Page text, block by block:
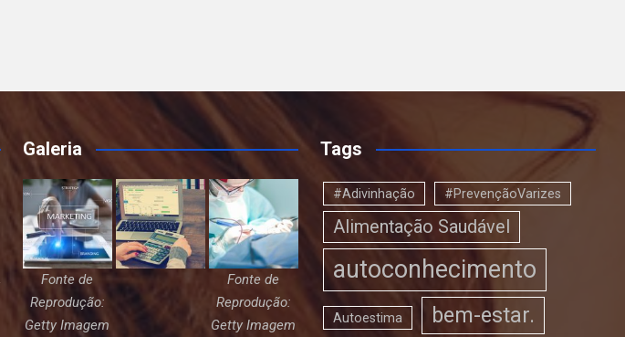
Galeria
Fonte de
Reprodução:
Getty Imagem
Fonte de
Reprodução:
Getty Imagem
Tags
#Adivinhação #PrevençãoVarizes
Alimentação Saudável
autoconhecimento
Autoestima bem-estar.